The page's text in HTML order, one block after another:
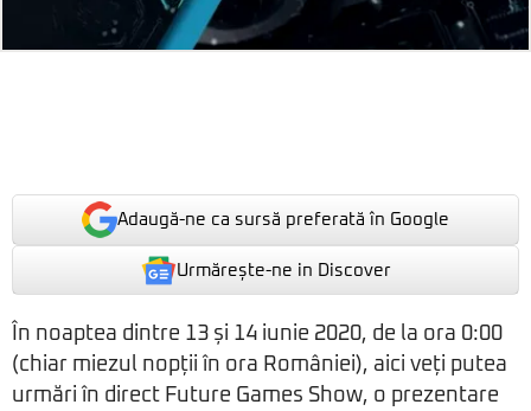
Adaugă-ne ca sursă preferată în Google
Urmărește-ne in Discover
În noaptea dintre 13 și 14 iunie 2020, de la ora 0:00
(chiar miezul nopții în ora României), aici veți putea
urmări în direct Future Games Show, o prezentare